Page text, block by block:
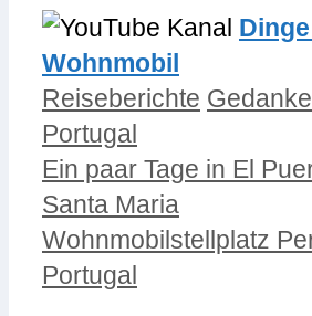
Wohnmobil
Kategorien
Reiseberichte
Portugal
Ein paar Tage in El
Santa Maria
Wohnmobilstellplatz
Portugal